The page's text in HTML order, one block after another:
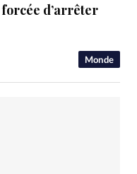
Monde
d’arrêter